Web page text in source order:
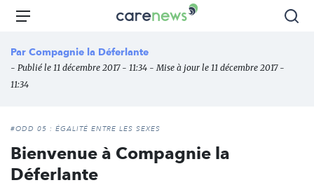
Aller
principal
Carenews,
média
des
Menu
Par Compagnie la Déferlante
- Publié le 11 décembre 2017 - 11:34 - Mise à jour le 11 décembre 2017 -
11:34
#ODD 05 : ÉGALITÉ ENTRE LES SEXES
Bienvenue à Compagnie la
Déferlante